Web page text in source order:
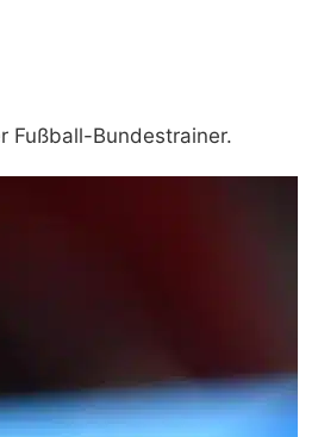
Fußball-Bundestrainer.